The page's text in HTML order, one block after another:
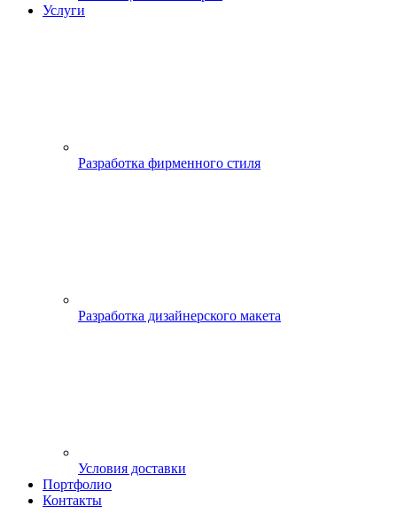
Услуги
Разработка фирменного стиля
Разработка дизайнерского макета
Условия доставки
Портфолио
Контакты